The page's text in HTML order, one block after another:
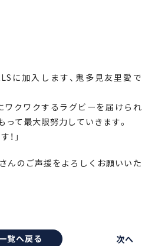
に加入します、鬼多見友里愛で
ワクワクするラグビーを届けられ
って最大限努力していきます。
」
んのご声援をよろしくお願いいた
覧へ戻る 次へ